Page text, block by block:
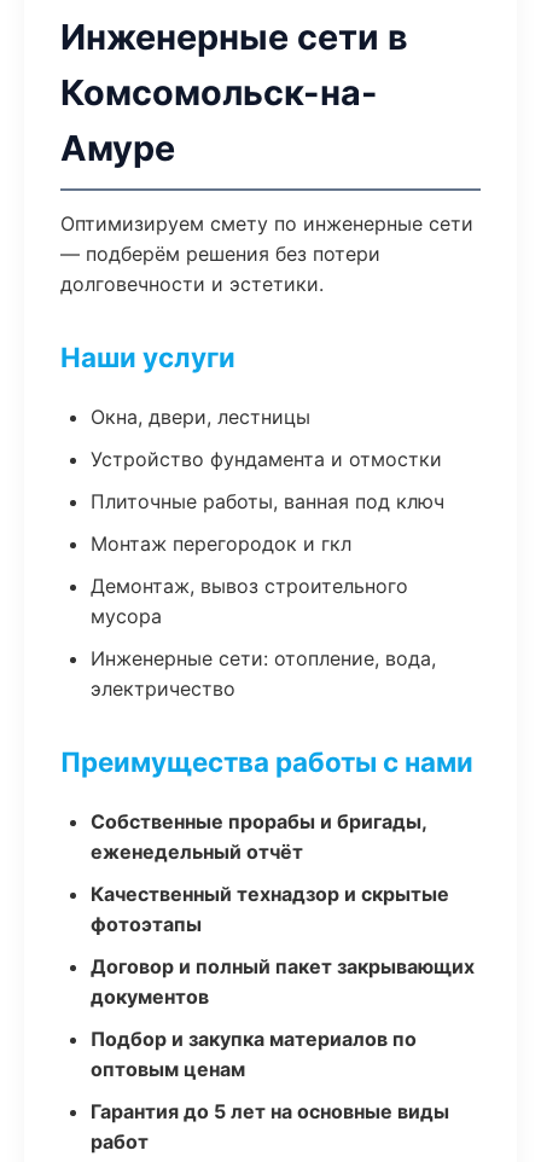
Инженерные сети в
Комсомольск-на-
Амуре
Оптимизируем смету по инженерные сети
— подберём решения без потери
долговечности и эстетики.
Наши услуги
Окна, двери, лестницы
Устройство фундамента и отмостки
Плиточные работы, ванная под ключ
Монтаж перегородок и гкл
Демонтаж, вывоз строительного
мусора
Инженерные сети: отопление, вода,
электричество
Преимущества работы с нами
Собственные прорабы и бригады,
еженедельный отчёт
Качественный технадзор и скрытые
фотоэтапы
Договор и полный пакет закрывающих
документов
Подбор и закупка материалов по
оптовым ценам
Гарантия до 5 лет на основные виды
работ